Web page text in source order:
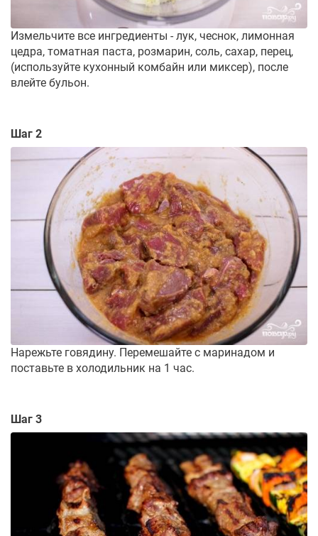
Измельчите все ингредиенты - лук, чеснок, лимонная
цедра, томатная паста, розмарин, соль, сахар, перец,
(используйте кухонный комбайн или миксер), после
влейте бульон.
Шаг 2
Нарежьте говядину. Перемешайте с маринадом и
поставьте в холодильник на 1 час.
Шаг 3